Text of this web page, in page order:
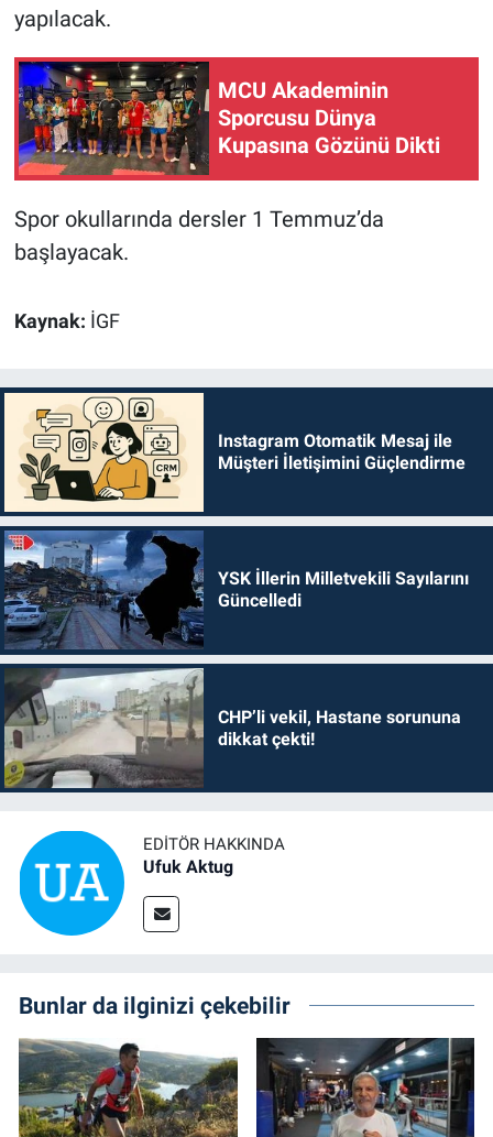
yapılacak.
MCU Akademinin
Sporcusu Dünya
Kupasına Gözünü Dikti
Spor okullarında dersler 1 Temmuz’da
başlayacak.
Kaynak: İGF
Instagram Otomatik Mesaj ile
Müşteri İletişimini Güçlendirme
YSK İllerin Milletvekili Sayılarını
Güncelledi
CHP’li vekil, Hastane sorununa
dikkat çekti!
EDITÖR HAKKINDA
Ufuk Aktug
Bunlar da ilginizi çekebilir